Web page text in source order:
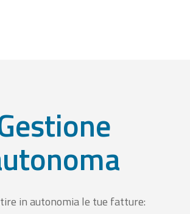
in autonomia le tue fatture: